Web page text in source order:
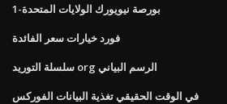
1-بورصة نيويورك الولايات المتحدة
فورد خيارات سعر الفائدة
سلسلة التوريد org الرسم البياني
في الوقت الحقيقي تغذية البيانات الفوركس